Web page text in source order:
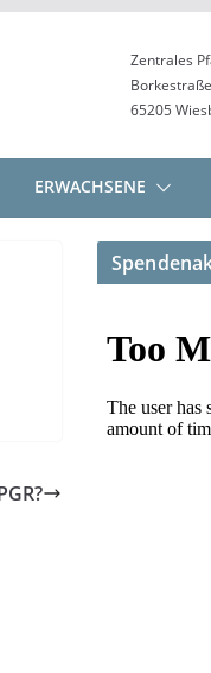
Zentrales
65205
ERWACHSENE